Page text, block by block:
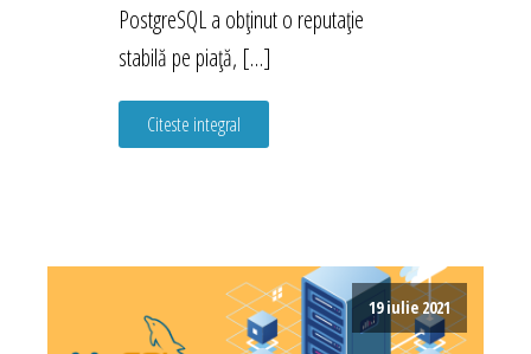
PostgreSQL a obținut o reputație
stabilă pe piață, […]
Citeste integral
19 iulie 2021